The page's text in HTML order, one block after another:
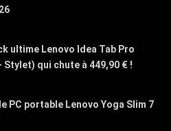
ultime Lenovo Idea Tab Pro
Stylet) qui chute à 449,90 € !
PC portable Lenovo Yoga Slim 7